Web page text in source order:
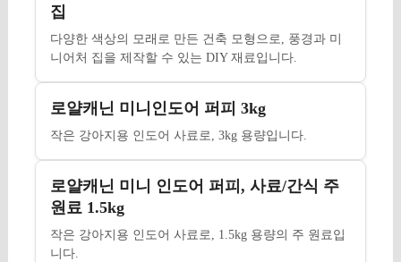
집
다양한 색상의 모래로 만든 건축 모형으로, 풍경과 미
니어처 집을 제작할 수 있는 DIY 재료입니다.
로얄캐닌 미니인도어 퍼피 3kg
작은 강아지용 인도어 사료로, 3kg 용량입니다.
로얄캐닌 미니 인도어 퍼피, 사료/간식 주
원료 1.5kg
작은 강아지용 인도어 사료로, 1.5kg 용량의 주 원료입
니다.